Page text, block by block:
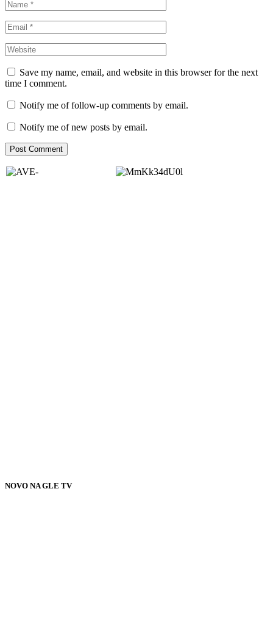
Save my name, email, and website in this browser for the next
time I comment.
Notify me of follow-up comments by email.
Notify me of new posts by email.
NOVO NA GLE TV